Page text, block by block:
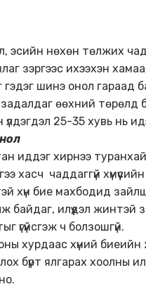
эсийн нөхөн төлжих
зэргээс ихээхэн
шинэ онол гараад
өөхний
25-35 хувь нь
иддэг хирнээ
хасч чаддаггүй
хүн бие махбодид
байдаг, илүүдэл
үгүйсгэж ч болзошгүй.
хурдаас хүний биеийн
бүрт ялгарах